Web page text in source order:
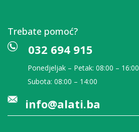
Trebate pomoć?
032 694 915
Ponedjeljak – Petak: 08:00 – 16:00
Subota: 08:00 – 14:00
info@alati.ba